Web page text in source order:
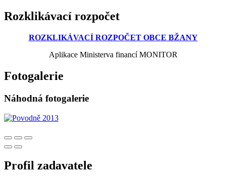
Rozklikávací rozpočet
ROZKLIKÁVACÍ ROZPOČET OBCE BŽANY
Aplikace Ministerva financí MONITOR
Fotogalerie
Náhodná fotogalerie
Profil zadavatele